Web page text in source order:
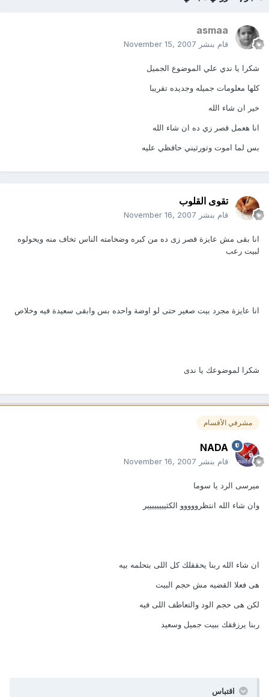
asmaa
قام بنشر November 15, 2007
شكرا يا ندي علي الموضوع الجميل
كلها معلومات جميله وجديده تقريبا
خير ان شاء الله
انا هعمل قصر زي ده ان شاء الله
بس لما اموت وتورثيني حافظي عليه
تقوى القلوب
قام بنشر November 16, 2007
انا بقى مش عايزة قصر زى ده من كبره وضخامته الناس تخاف منه ويحولوه
لبيت رعب
انا عايزة مجرد بيت صغير حتى لو اوضة واحده بس وابقى سعيدة فيه وخلاص
شكرا لموضوعك يا ندى
مشرفي الأقسام
NADA
قام بنشر November 16, 2007
ميرسى الرد يا سوما
وان شاء الله انتظرووووو الكثيييييييير
ان شاء الله ربنا يحققلك كل اللى بتحلمه بيه
هى فعلا القضيه مش حجم البيت
لكن هى حجم الود والتعاطف اللى فيه
ربنا يرزققك ببيت جميل وسعيد
اقتباس